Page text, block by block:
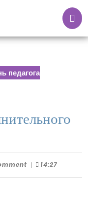
педагога
14:27